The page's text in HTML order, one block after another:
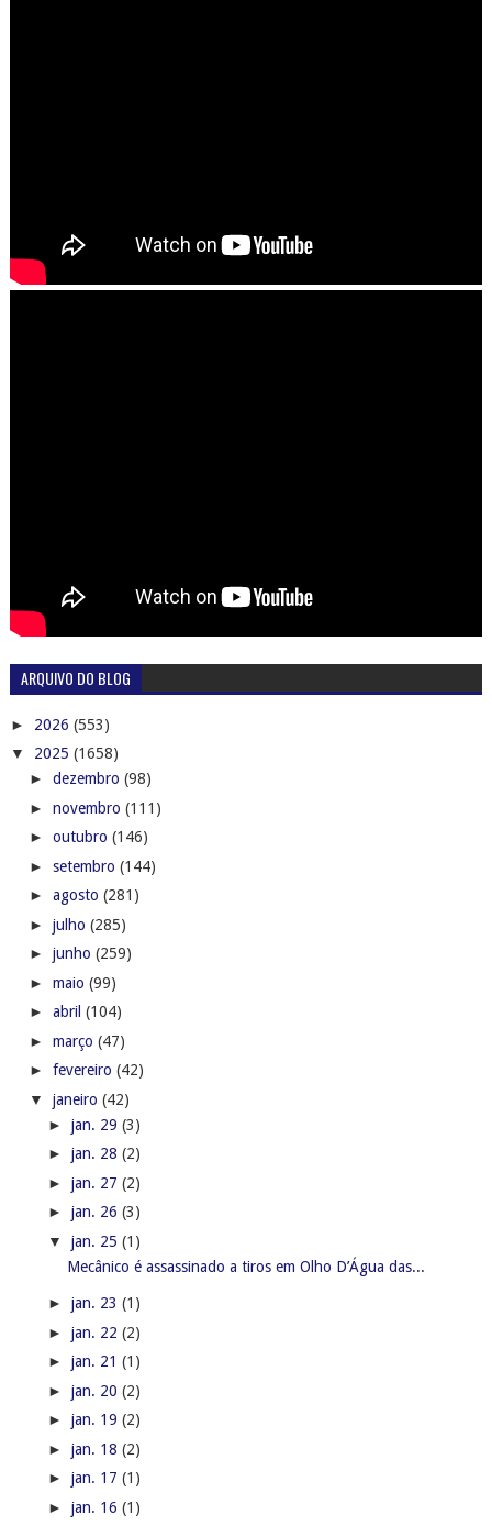
ARQUIVO DO BLOG
► 2026 (553)
▼ 2025 (1658)
► dezembro (98)
► novembro (111)
► outubro (146)
► setembro (144)
► agosto (281)
► julho (285)
► junho (259)
► maio (99)
► abril (104)
► março (47)
► fevereiro (42)
▼ janeiro (42)
► jan. 29 (3)
► jan. 28 (2)
► jan. 27 (2)
► jan. 26 (3)
▼ jan. 25 (1)
Mecânico é assassinado a tiros em Olho D’Água das...
► jan. 23 (1)
► jan. 22 (2)
► jan. 21 (1)
► jan. 20 (2)
► jan. 19 (2)
► jan. 18 (2)
► jan. 17 (1)
► jan. 16 (1)